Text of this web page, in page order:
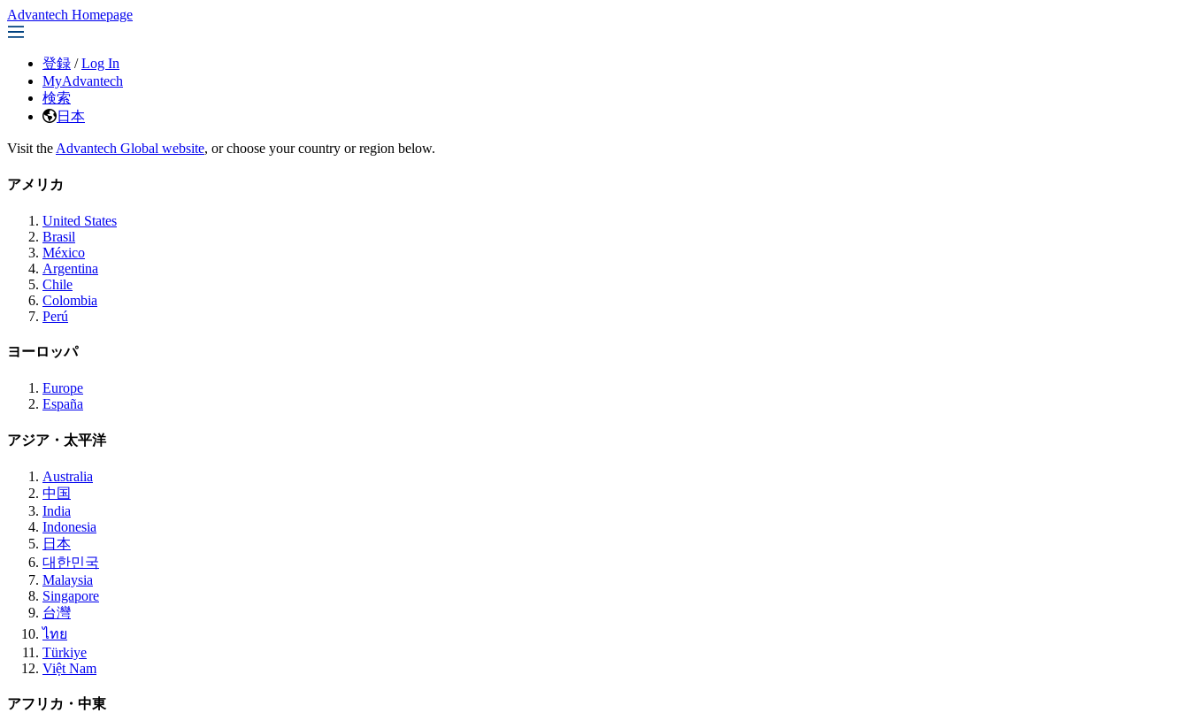
Advantech Homepage
登録 / Log In
MyAdvantech
検索
日本
Visit the Advantech Global website, or choose your country or region below.
アメリカ
United States
Brasil
México
Argentina
Chile
Colombia
Perú
ヨーロッパ
Europe
España
アジア・太平洋
Australia
中国
India
Indonesia
日本
대한민국
Malaysia
Singapore
台灣
ไทย
Türkiye
Việt Nam
アフリカ・中東